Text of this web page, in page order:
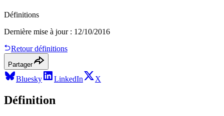
Définitions
Dernière mise à jour: 12/10/2016
Retour définitions
Partager
Bluesky LinkedIn X
Définition